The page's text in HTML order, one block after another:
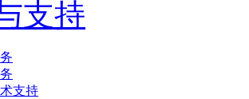
支持
支持